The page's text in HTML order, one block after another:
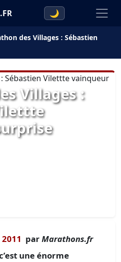
🌙
des Villages : Sébastien
Villages :
parMarathons.fr
une énorme